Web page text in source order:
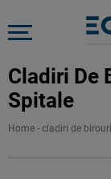
Cladiri De
Spitale
Home - cladiri de